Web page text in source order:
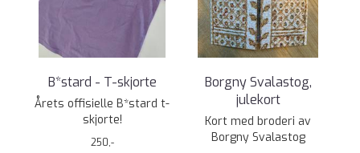
B*stard - T-skjorte
Årets offisielle B*stard t-
skjorte!
250,-
Borgny Svalastog,
julekort
Kort med broderi av
Borgny Svalastog